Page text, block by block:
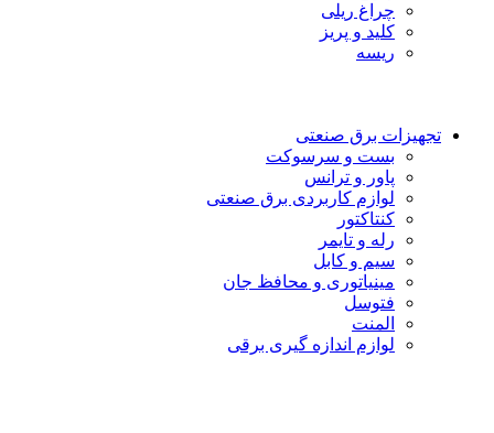
چراغ ریلی
كليد و پريز
ریسه
تجهیزات برق صنعتی
بست و سرسوكت
پاور و ترانس
لوازم کاربردی برق صنعتی
کنتاکتور
رله و تایمر
سیم و کابل
مینیاتوری و محافظ جان
فتوسل
المنت
لوازم اندازه گيرى برقى